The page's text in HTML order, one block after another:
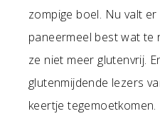
zompige boel. Nu valt
paneermeel best wat te
ze niet meer glutenvrij.
glutenmijdende lezers
keertje